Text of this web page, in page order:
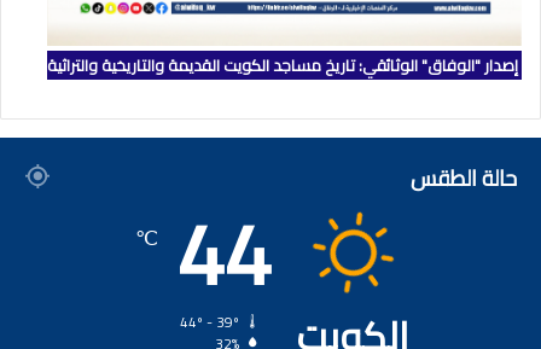
إصدار "الوفاق" الوثائقي: تاريخ مساجد الكويت القديمة والتاريخية والتراثية
حالة الطقس 44
℃